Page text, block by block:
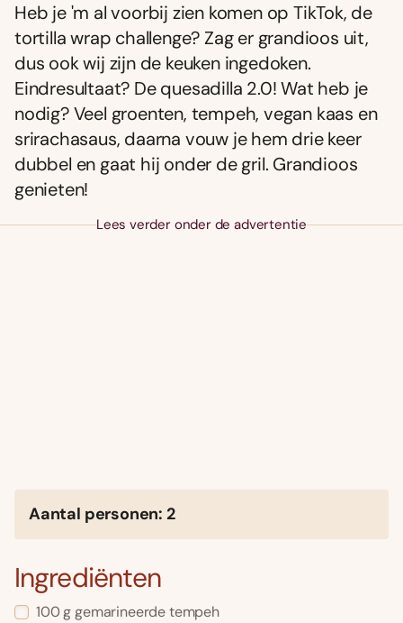
Heb je 'm al voorbij zien komen op TikTok, de
tortilla wrap challenge? Zag er grandioos uit,
dus ook wij zijn de keuken ingedoken.
Eindresultaat? De quesadilla 2.0! Wat heb je
nodig? Veel groenten, tempeh, vegan kaas en
srirachasaus, daarna vouw je hem drie keer
dubbel en gaat hij onder de gril. Grandioos
genieten!
Lees verder onder de advertentie
Aantal personen: 2
Ingrediënten
100 g gemarineerde tempeh